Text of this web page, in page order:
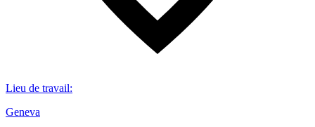
Lieu de travail:
Geneva